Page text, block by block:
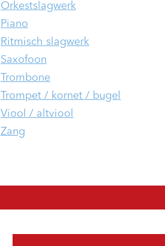
Orkestslagwerk
Piano
Ritmisch slagwerk
Saxofoon
Trombone
Trompet / kornet / bugel
Viool / altviool
Zang